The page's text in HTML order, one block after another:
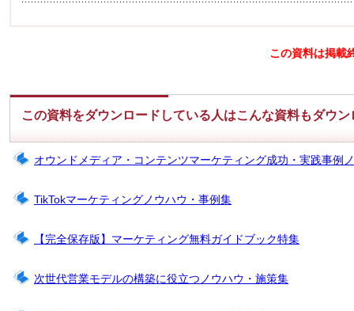
この資料は掲載
この資料をダウンロードしている人はこんな資料もダウ
オウンドメディア・コンテンツマーケティング成功・実践事例
TikTokマーケティングノウハウ・事例集
【完全保存版】マーケティング無料ガイドブック特集
次世代営業モデルの構築に役立つノウハウ・施策集